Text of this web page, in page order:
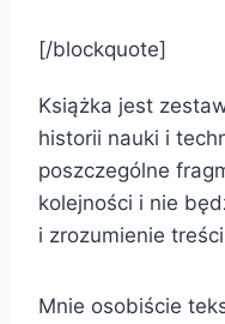
[/blockquote]
Książka jest
historii nauki i
poszczególne
kolejności i nie
i zrozumienie
Mnie osobiście